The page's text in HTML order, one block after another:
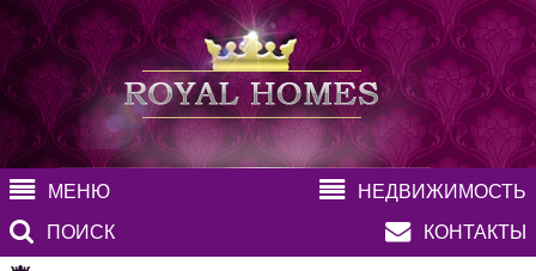
МЕНЮ
НЕДВИЖИМОСТЬ
ПОИСК
КОНТАКТЫ